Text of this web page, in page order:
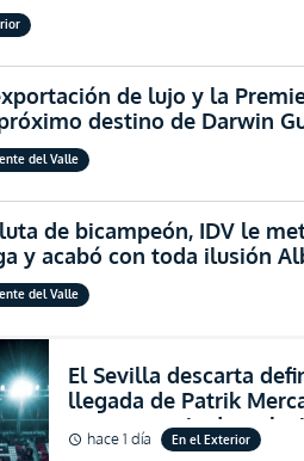
de lujo y la
destino de Darwin
del Valle
de bicampeón, IDV le
y acabó con toda ilusión
del Valle
El Sevilla descarta
llegada de Patrik
consecuencia de su
(FOTO)
schedule hace 1 día En el Exterior